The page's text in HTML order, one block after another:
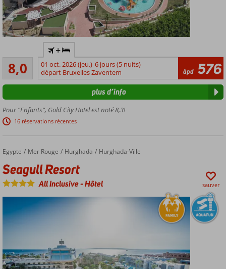
imprenable
sur la mer
et les
environs
aquatique
avec 21
toboggans
Service
de
gratuit
pour
rejoindre
la plage
Plusieurs
8,0
Très bon
301
commentaires
+
01 oct. 2026 (jeu.) 6 jours (5 nuits)
départ Bruxelles Zaventem
àpd 576
Pour “Enfants”, Gold City Hotel est noté 8,3!
16 réservations récentes
plus d’info
Accueil
Egypte Mer Rouge Hurghada Hurghada-Ville
Seagull Resort
Seagull Resort
All Inclusive-Hôtel sauver